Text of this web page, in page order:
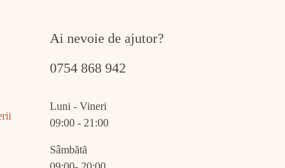
Ai nevoie de ajutor?
0754 868 942
Luni - Vineri
09:00 - 21:00
Sâmbătă